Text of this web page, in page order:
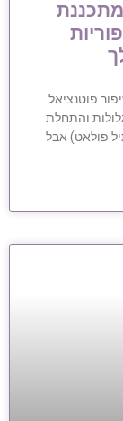
פוטנציאל
והתחלת
פולאט) אבל